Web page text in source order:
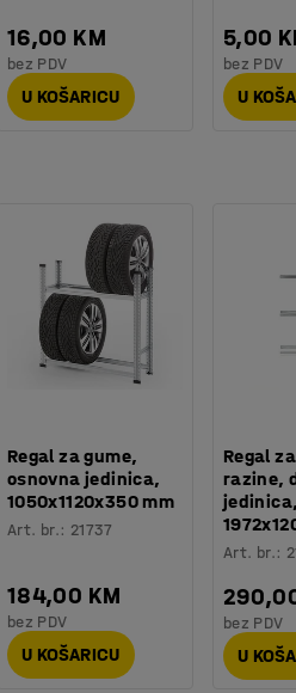
16,00 KM
bez PDV
U KOŠARICU
5,00
bez PDV
U
Regal za gume,
osnovna jedinica,
1050x1120x350 mm
Art. br.: 21737
184,00 KM
bez PDV
U KOŠARICU
Regal
razine,
Art. br.:
bez PDV
U